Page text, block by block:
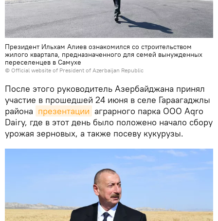
Президент Ильхам Алиев ознакомился со строительством
жилого квартала, предназначенного для семей вынужденных
переселенцев в Самухе
© Official website of President of Azerbaijan Republic
После этого руководитель Азербайджана принял
участие в прошедшей 24 июня в селе Гараагаджлы
района презентации аграрного парка ООО Aqro
Dairy, где в этот день было положено начало сбору
урожая зерновых, а также посеву кукурузы.